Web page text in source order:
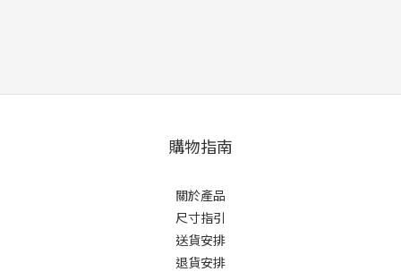
購物指南
關於產品
尺寸指引
送貨安排
退貨安排